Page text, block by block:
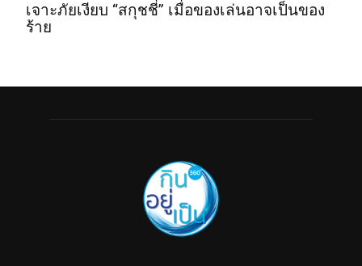
เจาะภัยเงียบ “สกุชชี่” เมื่อของเล่นอาจเป็นของ
ร้าย